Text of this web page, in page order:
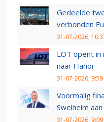
Gedeelde
verbonden
31-07-2026,
LOT opent
naar Hanoi
31-07-2026, 9:59
Voormalig
Swelheim
31-07-2026, 9:09